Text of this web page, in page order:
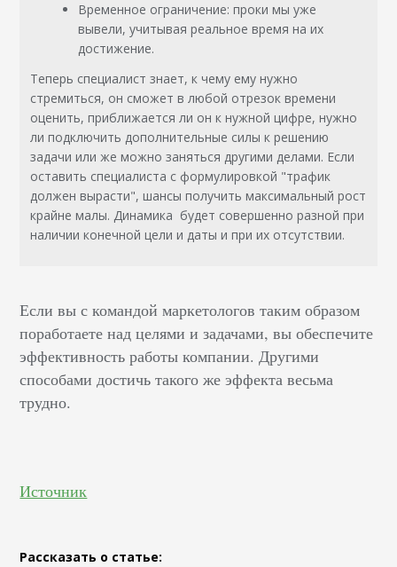
Временное ограничение: проки мы уже
вывели, учитывая реальное время на их
достижение.
Теперь специалист знает, к чему ему нужно
стремиться, он сможет в любой отрезок времени
оценить, приближается ли он к нужной цифре, нужно
ли подключить дополнительные силы к решению
задачи или же можно заняться другими делами. Если
оставить специалиста с формулировкой "трафик
должен вырасти", шансы получить максимальный рост
крайне малы. Динамика будет совершенно разной при
наличии конечной цели и даты и при их отсутствии.
Если вы с командой маркетологов таким образом
поработаете над целями и задачами, вы обеспечите
эффективность работы компании. Другими
способами достичь такого же эффекта весьма
трудно.
Источник
Рассказать о статье: